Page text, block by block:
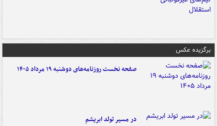
برگزیده عکس
صفحه نخست روزنامه‌های دوشنبه ۱۹ مرداد ۱۴۰۵
در مسیر تولد ابریشم